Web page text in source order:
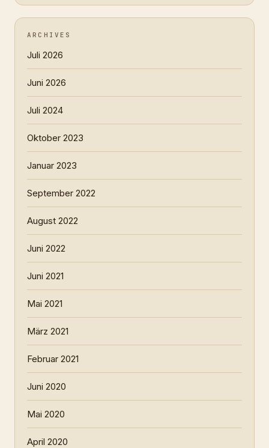
ARCHIVES
Juli 2026
Juni 2026
Juli 2024
Oktober 2023
Januar 2023
September 2022
August 2022
Juni 2022
Juni 2021
Mai 2021
März 2021
Februar 2021
Juni 2020
Mai 2020
April 2020